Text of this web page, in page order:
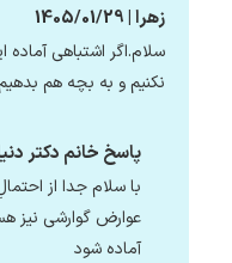
زهرا | 1405/01/29
سلام.اگر اشتباهی
نکنیم و به بچه هم
پاسخ خانم دکتر
با سلام جدا از
عوارض گوارشی نیز
آماده شود